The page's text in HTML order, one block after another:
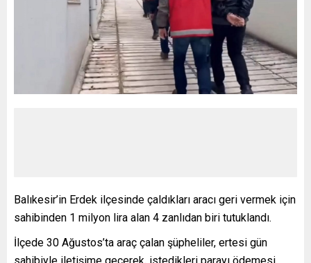
Balıkesir’in Erdek ilçesinde çaldıkları aracı geri vermek için
sahibinden 1 milyon lira alan 4 zanlıdan biri tutuklandı.
İlçede 30 Ağustos’ta araç çalan şüpheliler, ertesi gün
sahibiyle iletişime geçerek, istedikleri parayı ödemesi